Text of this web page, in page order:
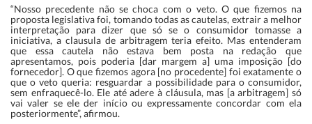
“Nosso precedente não se choca com o veto. O que fizemos na
proposta legislativa foi, tomando todas as cautelas, extrair a melhor
interpretação para dizer que só se o consumidor tomasse a
iniciativa, a clausula de arbitragem teria efeito. Mas entenderam
que essa cautela não estava bem posta na redação que
apresentamos, pois poderia [dar margem a] uma imposição [do
fornecedor]. O que fizemos agora [no procedente] foi exatamente o
que o veto queria: resguardar a possibilidade para o consumidor,
sem enfraquecê-lo. Ele até adere à cláusula, mas [a arbitragem] só
vai valer se ele der início ou expressamente concordar com ela
posteriormente”, afirmou.